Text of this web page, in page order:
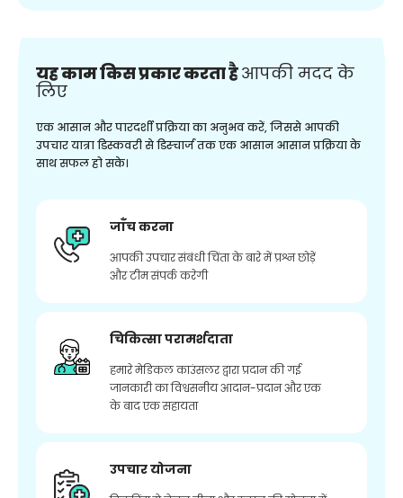
यह काम किस प्रकार करता हैआपकी मदद के
लिए
एक आसान और पारदर्शी प्रक्रिया का अनुभव करें, जिससे आपकी
उपचार यात्रा डिस्कवरी से डिस्चार्ज तक एक आसान आसान प्रक्रिया के
साथ सफल हो सके।
जाँच करना
आपकी उपचार संबंधी चिंता के बारे में प्रश्न छोड़ें
और टीम संपर्क करेगी
चिकित्सा परामर्शदाता
हमारे मेडिकल काउंसलर द्वारा प्रदान की गई
जानकारी का विश्वसनीय आदान-प्रदान और एक
के बाद एक सहायता
उपचार योजना